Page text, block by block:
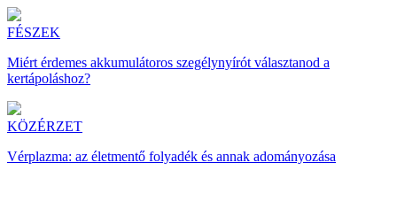
FÉSZEK
Miért érdemes akkumulátoros szegélynyírót választanod a
kertápoláshoz?
KÖZÉRZET
Vérplazma: az életmentő folyadék és annak adományozása